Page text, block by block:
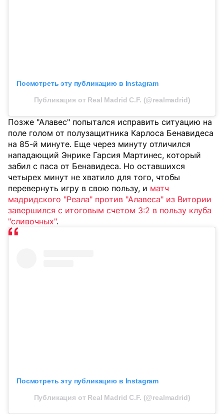
Посмотреть эту публикацию в Instagram
Публикация от Real Madrid C.F. (@realmadrid)
Позже "Алавес" попытался исправить ситуацию на
поле голом от полузащитника Карлоса Бенавидеса
на 85-й минуте. Еще через минуту отличился
нападающий Энрике Гарсия Мартинес, который
забил с паса от Бенавидеса. Но оставшихся
четырех минут не хватило для того, чтобы
перевернуть игру в свою пользу, и матч
мадридского "Реала" против "Алавеса" из Витории
завершился с итоговым счетом 3:2 в пользу клуба
"сливочных".
Посмотреть эту публикацию в Instagram
Публикация от Real Madrid C.F. (@realmadrid)